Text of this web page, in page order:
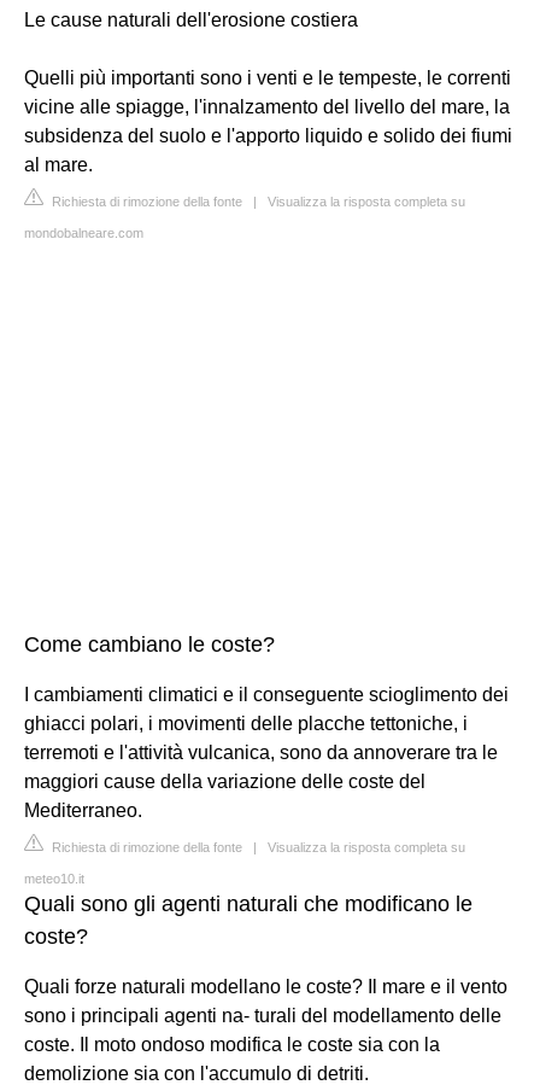
Le cause naturali dell'erosione costiera
Quelli più importanti sono i venti e le tempeste, le correnti
vicine alle spiagge, l'innalzamento del livello del mare, la
subsidenza del suolo e l'apporto liquido e solido dei fiumi
al mare.
Richiesta di rimozione della fonte | Visualizza la risposta completa su
mondobalneare.com
Come cambiano le coste?
I cambiamenti climatici e il conseguente scioglimento dei
ghiacci polari, i movimenti delle placche tettoniche, i
terremoti e l'attività vulcanica, sono da annoverare tra le
maggiori cause della variazione delle coste del
Mediterraneo.
Richiesta di rimozione della fonte | Visualizza la risposta completa su
meteo10.it
Quali sono gli agenti naturali che modificano le
coste?
Quali forze naturali modellano le coste? Il mare e il vento
sono i principali agenti na- turali del modellamento delle
coste. Il moto ondoso modifica le coste sia con la
demolizione sia con l'accumulo di detriti.